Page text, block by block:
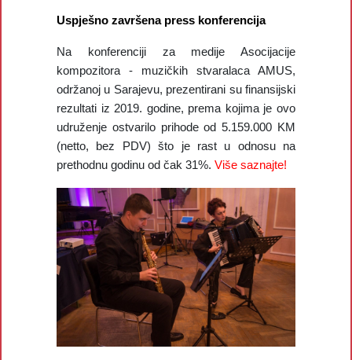
Uspješno završena press konferencija
Na konferenciji za medije Asocijacije
kompozitora - muzičkih stvaralaca AMUS,
održanoj u Sarajevu, prezentirani su finansijski
rezultati iz 2019. godine, prema kojima je ovo
udruženje ostvarilo prihode od 5.159.000 KM
(netto, bez PDV) što je rast u odnosu na
prethodnu godinu od čak 31%. Više saznajte!